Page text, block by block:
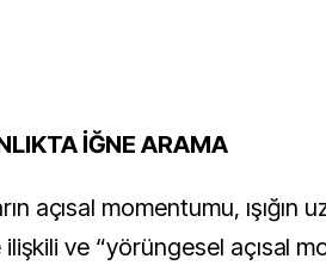
İĞNE ARAMA
açısal momentumu, ışığın
ve “yörüngesel açısal